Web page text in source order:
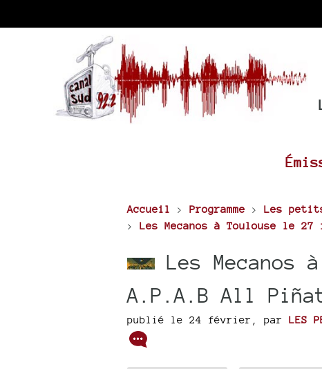
Accueil > Programme > Les
> Les Mecanos à Toulouse le
Les Mecanos
A.P.A.B All
publié le 24 février par LES